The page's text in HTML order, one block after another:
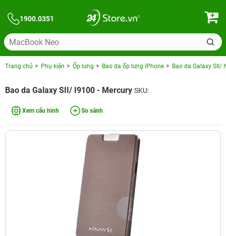
1900.0351
Trang chủ Phụ kiện Ốp lưng Bao da ốp lưng iPhone Bao da Galaxy SII/
Bao da Galaxy SII/ I9100 - Mercury SKU:
Xem cấu hình So sánh